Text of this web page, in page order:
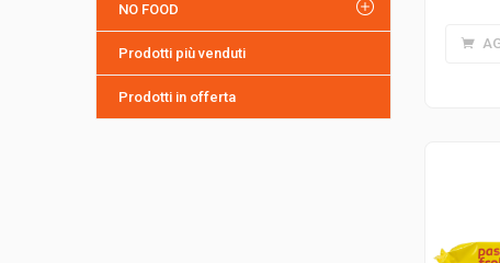
NO FOOD
Prodotti più venduti
Prodotti in offerta